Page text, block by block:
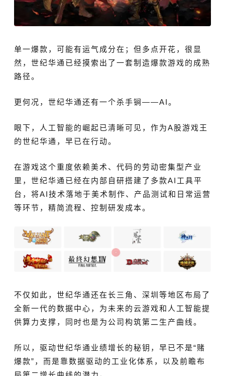
单一爆款，可能有运气成分在；但多点开花，很显
然，世纪华通已经摸索出了一套制造爆款游戏的成熟
路径。
更何况，世纪华通还有一个杀手锏——AI。
眼下，人工智能的崛起已清晰可见，作为A股游戏王
的世纪华通，早已在行动。
在游戏这个重度依赖美术、代码的劳动密集型产业
里，世纪华通已经在内部自研搭建了多款AI工具平
台，将AI技术落地于美术制作、产品测试和日常运营
等环节，精简流程、控制研发成本。
不仅如此，世纪华通还在长三角、深圳等地区布局了
全新一代的数据中心，为未来的云游戏和人工智能提
供算力支撑，同时也是为公司构筑第二生产曲线。
所以，驱动世纪华通业绩增长的秘钥，早已不是“赌
爆款”，而是靠数据驱动的工业化体系，以及前瞻布